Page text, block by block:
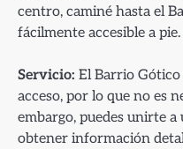
centro, caminé hasta el
fácilmente accesible a pie.
Servicio: El Barrio
acceso, por lo que no es
embargo, puedes unirte
obtener información